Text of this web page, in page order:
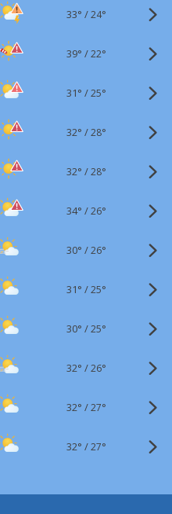
33° /24°
39° /22°
31° /25°
32° /28°
32° /28°
34° /26°
30° /26°
31° /25°
30° /25°
32° /26°
32° /27°
32° /27°